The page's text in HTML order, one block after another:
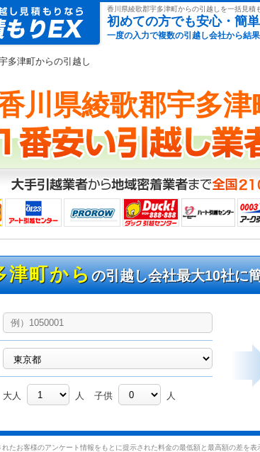
香川県綾歌郡宇多津町からの引越しを一括見積
引越し見積もりex
初めての方でも安心・簡単
一度の入力で複数の引越し会社から結果
多津町からの引越し
川県綾歌郡宇多津
津町からの引越し会社最大10社に
大人 人 子供 人
たお客様のアンケート情報をもとに提示された料金の最低額と最高額の差を